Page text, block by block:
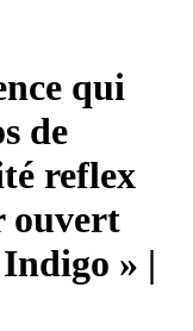
qui
de
reflex
ouvert
» |